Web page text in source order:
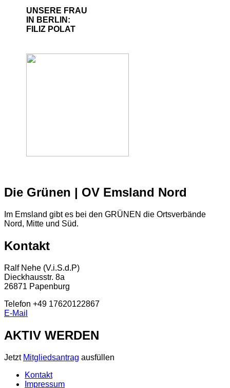
UNSERE FRAU
IN BERLIN:
FILIZ POLAT
Die Grünen | OV Emsland Nord
Im Emsland gibt es bei den GRÜNEN die Ortsverbände
Nord, Mitte und Süd.
Kontakt
Ralf Nehe (V.i.S.d.P)
Dieckhausstr. 8a
26871 Papenburg
Telefon +49 17620122867
E-Mail
AKTIV WERDEN
Jetzt Mitgliedsantrag ausfüllen
Kontakt
Impressum